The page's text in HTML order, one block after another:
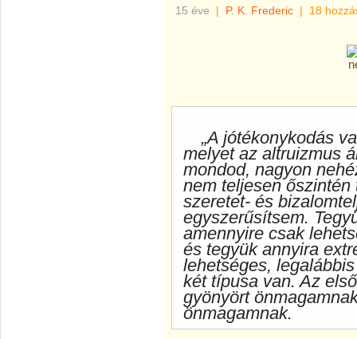
15 éve | P. K. Frederic | 18
„A jótékonykodás
melyet az altruizmus
mondod, nagyon
nem teljesen
szeretet- és
egyszerűsítsem.
amennyire csak
és tegyük annyira
lehetséges,
két típusa van. Az
gyönyört
önmagamnak.